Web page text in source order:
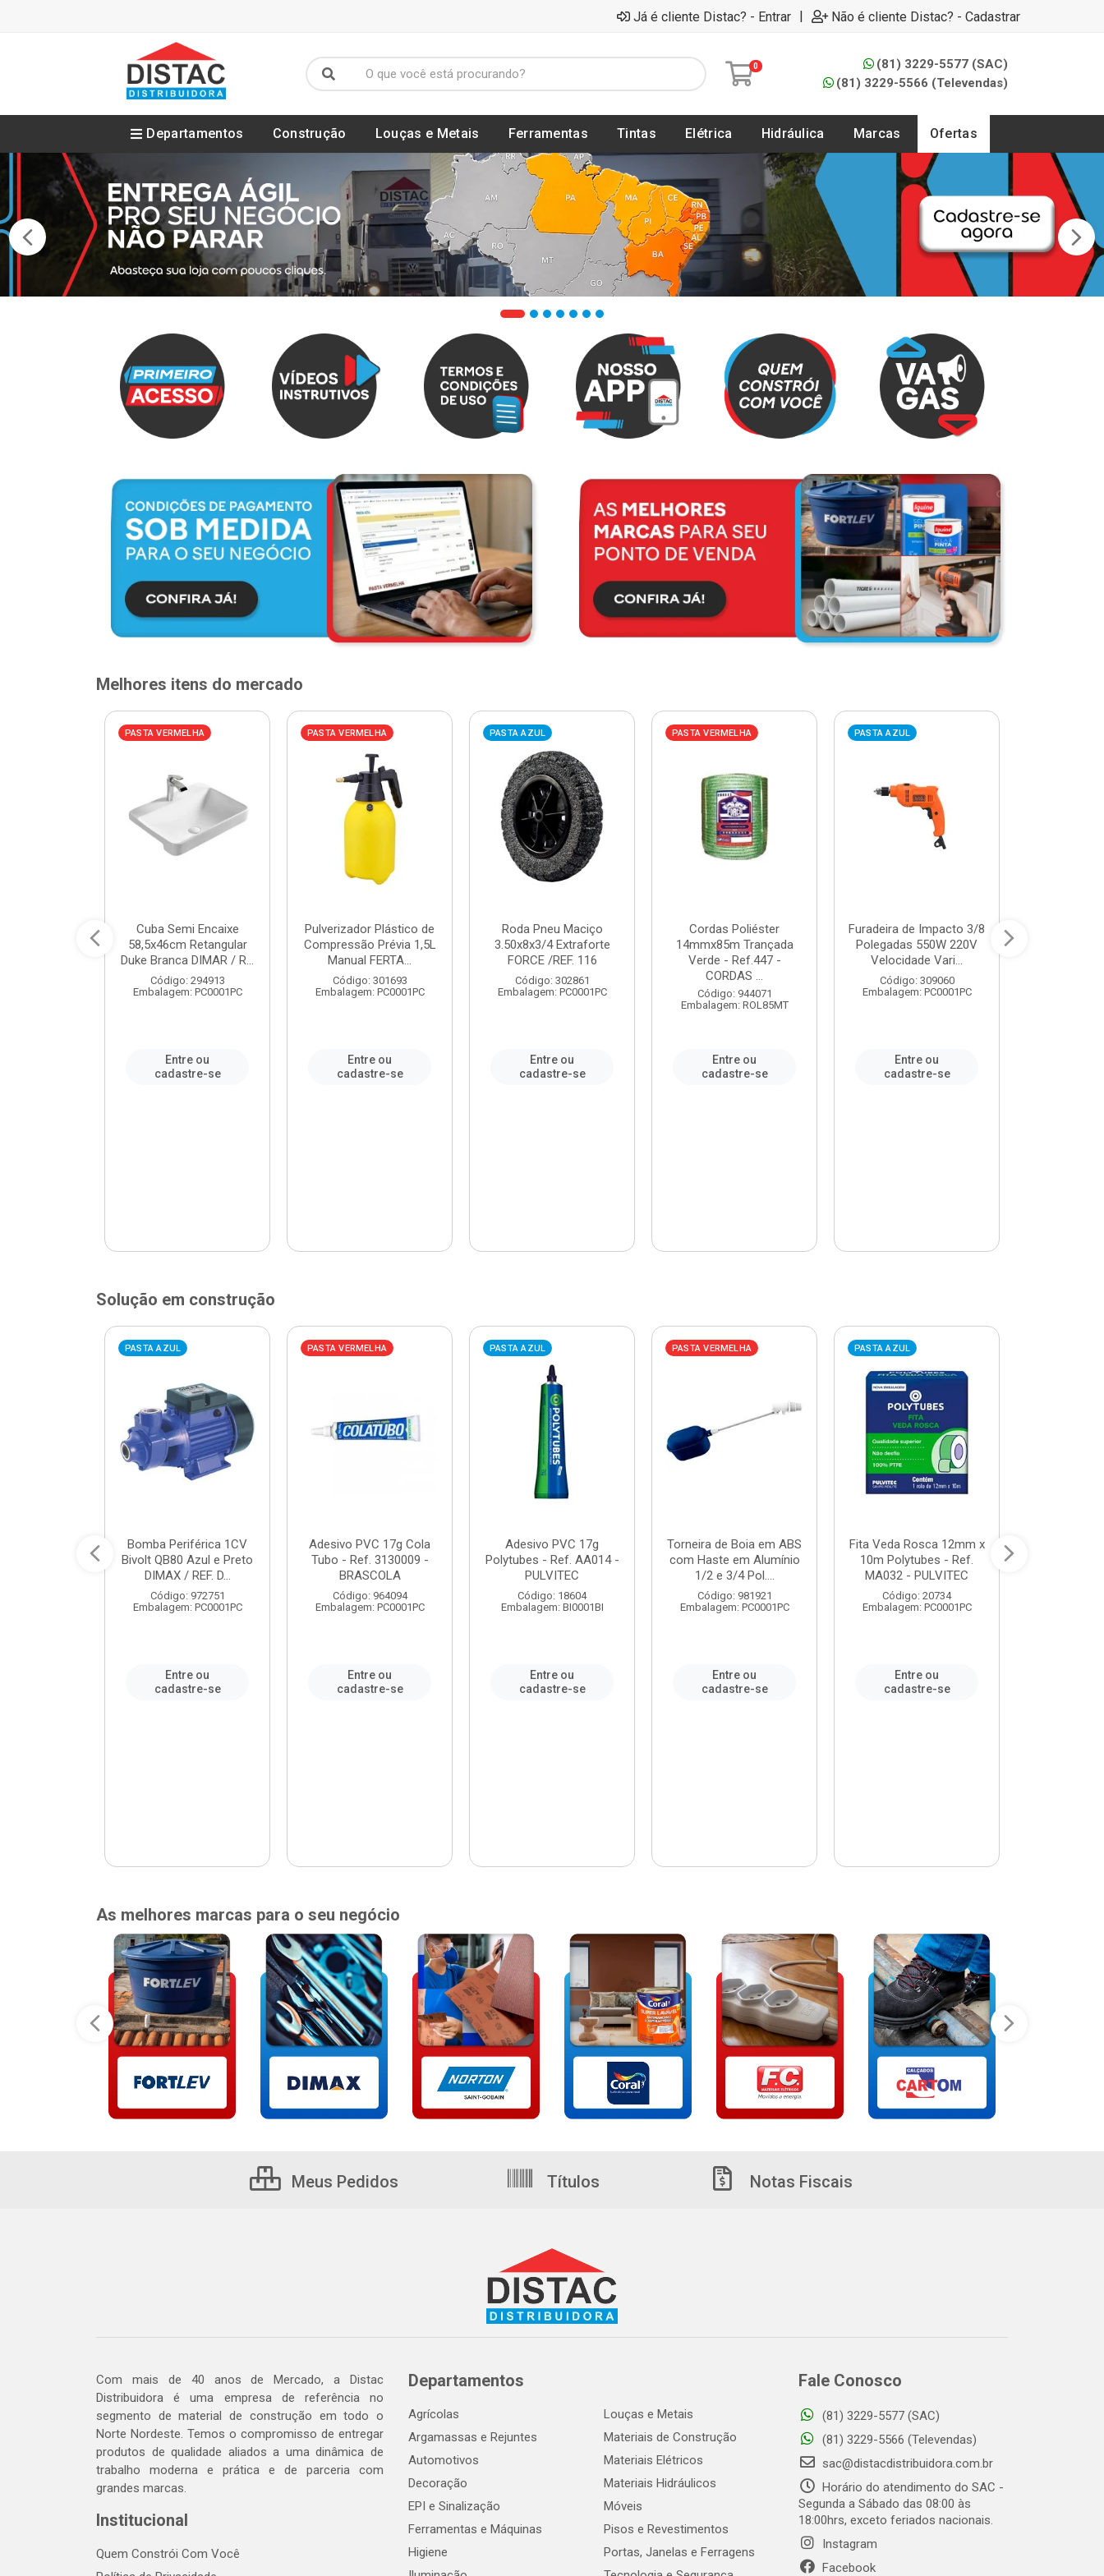
Já é cliente Distac? - Entrar | Não é cliente Distac? - Cadastrar
0
(81) 3229-5577 (SAC)
(81) 3229-5566 (Televendas)
Departamentos Construção Louças e Metais Ferramentas Tintas Elétrica Hidráulica Marcas Ofertas
Melhores itens do mercado
PASTA VERMELHA
Cuba Semi Encaixe
58,5x46cm Retangular
Duke Branca DIMAR / R...
Código: 294913
Embalagem: PC0001PC
Entre ou
cadastre-se
PASTA VERMELHA
Pulverizador Plástico de
Compressão Prévia 1,5L
Manual FERTA...
Código: 301693
Embalagem: PC0001PC
Entre ou
cadastre-se
PASTA AZUL
Roda Pneu Maciço
3.50x8x3/4 Extraforte
FORCE /REF. 116
Código: 302861
Embalagem: PC0001PC
Entre ou
cadastre-se
PASTA VERMELHA
Cordas Poliéster
14mmx85m Trançada
Verde - Ref.447 -
CORDAS ...
Código: 944071
Embalagem: ROL85MT
Entre ou
cadastre-se
PASTA AZUL
Furadeira de Impacto 3/8
Polegadas 550W 220V
Velocidade Vari...
Código: 309060
Embalagem: PC0001PC
Entre ou
cadastre-se
Solução em construção
PASTA AZUL
Bomba Periférica 1CV
Bivolt QB80 Azul e Preto
DIMAX / REF. D...
Código: 972751
Embalagem: PC0001PC
Entre ou
cadastre-se
PASTA VERMELHA
Adesivo PVC 17g Cola
Tubo - Ref. 3130009 -
BRASCOLA
Código: 964094
Embalagem: PC0001PC
Entre ou
cadastre-se
PASTA AZUL
Adesivo PVC 17g
Polytubes - Ref. AA014 -
PULVITEC
Código: 18604
Embalagem: BI0001BI
Entre ou
cadastre-se
PASTA VERMELHA
Torneira de Boia em ABS
com Haste em Alumínio
1/2 e 3/4 Pol....
Código: 981921
Embalagem: PC0001PC
Entre ou
cadastre-se
PASTA AZUL
Fita Veda Rosca 12mm x
10m Polytubes - Ref.
MA032 - PULVITEC
Código: 20734
Embalagem: PC0001PC
Entre ou
cadastre-se
As melhores marcas para o seu negócio
Meus Pedidos Títulos Notas Fiscais
Com mais de 40 anos de Mercado, a Distac
Distribuidora é uma empresa de referência no
segmento de material de construção em todo o
Norte Nordeste. Temos o compromisso de entregar
produtos de qualidade aliados a uma dinâmica de
trabalho moderna e prática e de parceria com
grandes marcas.
Institucional
Quem Constrói Com Você
Departamentos
Agrícolas
Argamassas e Rejuntes
Automotivos
Decoração
EPI e Sinalização
Ferramentas e Máquinas
Higiene
Louças e Metais
Materiais de Construção
Materiais Elétricos
Materiais Hidráulicos
Móveis
Pisos e Revestimentos
Portas, Janelas e Ferragens
Fale Conosco
(81) 3229-5577 (SAC)
(81) 3229-5566 (Televendas)
sac@distacdistribuidora.com.br
Horário do atendimento do SAC -
Segunda a Sábado das 08:00 às
18:00hrs, exceto feriados nacionais.
Instagram
Facebook